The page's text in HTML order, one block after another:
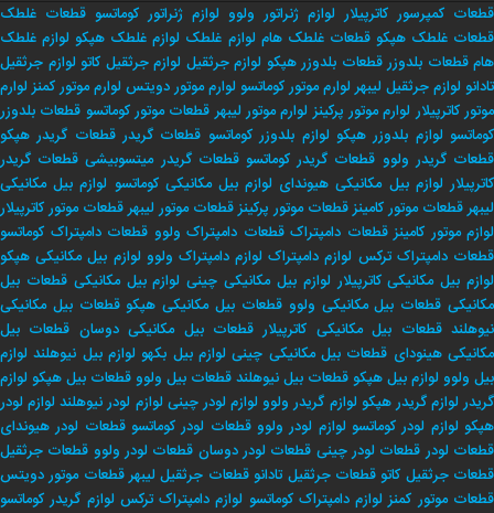
قطعات کمپرسور کاترپیلار لوازم ژنراتور ولوو لوازم ژنراتور کوماتسو قطعات غلطک
قطعات غلطک هپکو قطعات غلطک هام لوازم غلطک لوازم غلطک هپکو لوازم غلطک
هام قطعات بلدوزر قطعات بلدوزر هپکو لوازم جرثقیل لوازم جرثقیل کاتو لوازم جرثقیل
تادانو لوازم جرثقیل لیبهر لوارم موتور کوماتسو لوارم موتور دویتس لوارم موتور کمنز لوارم
موتور کاترپیلار لوارم موتور پرکینز لوارم موتور لیبهر قطعات موتور کوماتسو قطعات بلدوزر
کوماتسو لوازم بلدوزر هپکو لوازم بلدوزر کوماتسو قطعات گریدر قطعات گریدر هپکو
قطعات گریدر ولوو قطعات گریدر کوماتسو قطعات گریدر میتسوبیشی قطعات گریدر
کاترپیلار لوازم بیل مکانیکی هیوندای لوازم بیل مکانیکی کوماتسو لوازم بیل مکانیکی
لیبهرقطعات موتور کامینزقطعات موتور پرکینزقطعات موتور لیبهرقطعات موتور کاترپیلار
لوازم موتور کامینز قطعات دامپتراک قطعات دامپتراک ولوو قطعات دامپتراک کوماتسو
قطعات دامپتراک ترکس لوازم دامپتراک لوازم دامپتراک ولوو لوازم بیل مکانیکی هپکو
لوازم بیل مکانیکی کاترپیلار لوازم بیل مکانیکی چینی لوازم بیل مکانیکی قطعات بیل
مکانیکی قطعات بیل مکانیکی ولوو قطعات بیل مکانیکی هپکو قطعات بیل مکانیکی
نیوهلند قطعات بیل مکانیکی کاترپیلار قطعات بیل مکانیکی دوسان قطعات بیل
مکانیکی هینودای قطعات بیل مکانیکی چینی لوازم بیل بکهو لوازم بیل نیوهلند لوازم
بیل ولوو لوازم بیل هپکوقطعات بیل نیوهلندقطعات بیل ولووقطعات بیل هپکو لوازم
گریدر لوازم گریدر هپکو لوازم گریدر ولوو لوازم لودر چینی لوازم لودر نیوهلند لوازم لودر
هپکو لوازم لودر کوماتسو لوازم لودر ولوو قطعات لودر کوماتسو قطعات لودر هیوندای
قطعات لودر قطعات لودر چینی قطعات لودر دوسان قطعات لودر ولوو قطعات جرثقیل
قطعات جرثقیل کاتوقطعات جرثقیل تادانوقطعات جرثقیل لیبهرقطعات موتور دویتس
قطعات موتور کمنز لوازم دامپتراک کوماتسو لوازم دامپتراک ترکس لوازم گریدر کوماتسو